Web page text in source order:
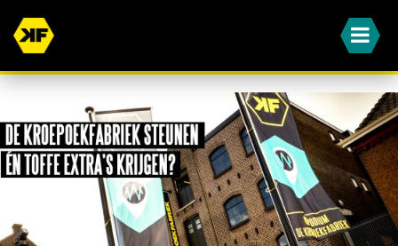
WORD JIJ OOK EEN VAN ONZE DIKKE VRIENDEN?